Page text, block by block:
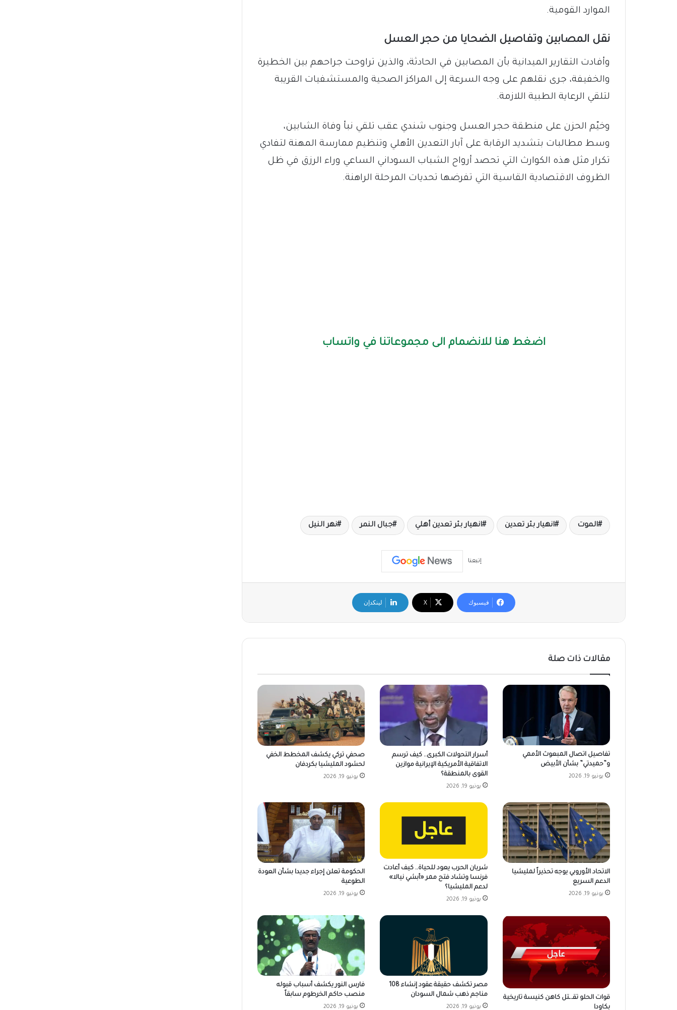
الموارد القومية.
نقل المصابين وتفاصيل الضحايا من حجر العسل
وأفادت التقارير الميدانية بأن المصابين في الحادثة، والذين تراوحت جراحهم بين الخطيرة
والخفيفة، جرى نقلهم على وجه السرعة إلى المراكز الصحية والمستشفيات القريبة
لتلقي الرعاية الطبية اللازمة.
وخيّم الحزن على منطقة حجر العسل وجنوب شندي عقب تلقي نبأ وفاة الشابين،
وسط مطالبات بتشديد الرقابة على آبار التعدين الأهلي وتنظيم ممارسة المهنة لتفادي
تكرار مثل هذه الكوارث التي تحصد أرواح الشباب السوداني الساعي وراء الرزق في ظل
الظروف الاقتصادية القاسية التي تفرضها تحديات المرحلة الراهنة.
اضغط هنا للانضمام الى مجموعاتنا في واتساب
الموت انهيار بئر تعدين انهيار بئر تعدين أهلي جبال النمر نهر النيل
إتبعنا
فيسبوك ‫X لينكدإن
مقالات ذات صلة
تفاصيل اتصال المبعوث الأممي
و”حميدتي” بشأن الأبيض
يونيو 19, 2026
أسرار التحولات الكبرى.. كيف ترسم
الاتفاقية الأمريكية الإيرانية موازين
القوى بالمنطقة؟
يونيو 19, 2026
صحفي تركي يكشف المخطط الخفي
لحشود المليشيا بكردفان
يونيو 19, 2026
الاتحاد الأوروبي يوجه تحذيراً لمليشيا
الدعم السريع
يونيو 19, 2026
شريان الحرب يعود للحياة.. كيف أعادت
فرنسا وتشاد فتح ممر «أبشي نيالا»
لدعم المليشيا؟
يونيو 19, 2026
الحكومة تعلن إجراء جديدا بشأن العودة
الطوعية
يونيو 19, 2026
قوات الحلو تقـ.ـتل كاهن كنيسة تاريخية
بكاودا
مصر تكشف حقيقة عقود إنشاء 108
مناجم ذهب شمال السودان
يونيو 19, 2026
فارس النور يكشف أسباب قبوله
منصب حاكم الخرطوم سابقاً
يونيو 19, 2026